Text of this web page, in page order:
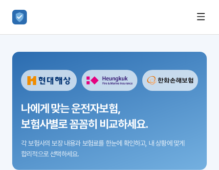
나에게 맞는 운전자보험,
보험사별로 꼼꼼히 비교하세요.
각 보험사의 보장 내용과 보험료를 한눈에 확인하고, 내 상황에 맞게
합리적으로 선택하세요.